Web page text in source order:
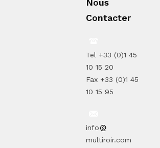
Nous
Contacter
Tel +33 (0)1 45
10 15 20
Fax +33 (0)1 45
10 15 95
info
multiroir.com